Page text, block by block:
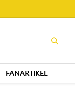
FANARTIKEL